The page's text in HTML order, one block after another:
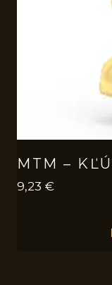
MTM –
9,23 €